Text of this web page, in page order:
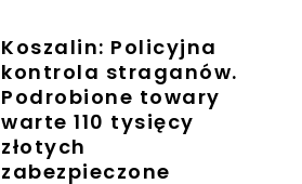
Koszalin: Policyjna
kontrola straganów.
Podrobione towary
warte 110 tysięcy
złotych
zabezpieczone